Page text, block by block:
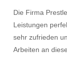
Die Firma
Leistungen
sehr zufrieden
Arbeiten an